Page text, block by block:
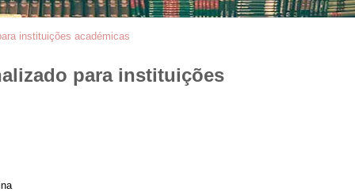
instituições académicas
para instituições